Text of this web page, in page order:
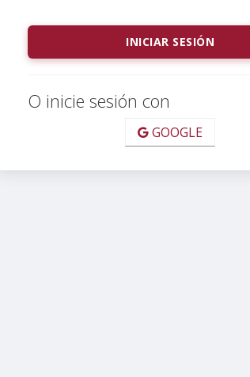
O inicie sesión con
GOOGLE